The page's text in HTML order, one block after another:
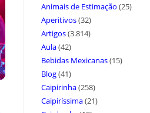
Animais de Estimação (25)
Aperitivos(32)
Artigos(3.814)
Aula(42)
Bebidas Mexicanas(15)
Blog(41)
Caipirinha(258)
Caipiríssima(21)